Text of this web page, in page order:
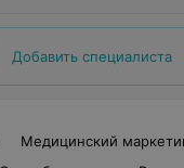
Добавить специалиста
Медицинский